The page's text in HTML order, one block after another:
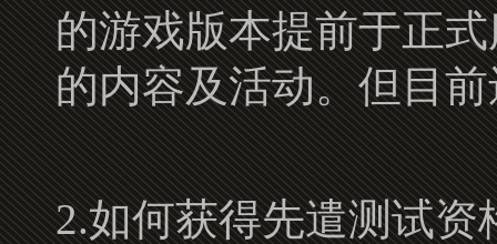
的游戏版本提前于正
的内容及活动。但目
2.如何获得先遣测试资